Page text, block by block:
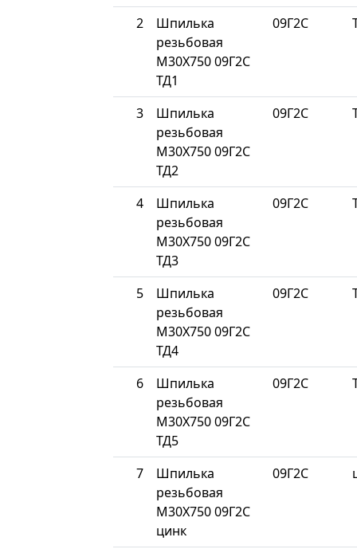
2
Шпилька
резьбовая
М30Х750 09Г2С
ТД1
09Г2С
3
Шпилька
резьбовая
М30Х750 09Г2С
ТД2
09Г2С
4
Шпилька
резьбовая
М30Х750 09Г2С
ТД3
09Г2С
5
Шпилька
резьбовая
М30Х750 09Г2С
ТД4
09Г2С
6
Шпилька
резьбовая
М30Х750 09Г2С
ТД5
09Г2С
7
Шпилька
резьбовая
М30Х750 09Г2С
цинк
09Г2С